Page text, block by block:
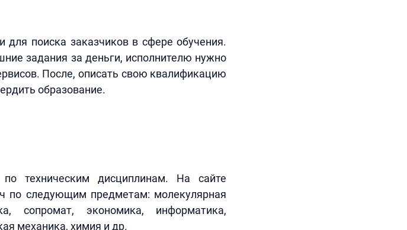
для поиска заказчиков в сфере обучения.
задания за деньги, исполнителю нужно
После, описать свою квалификацию
образование.
техническим дисциплинам. На сайте
по следующим предметам: молекулярная
сопромат, экономика, информатика,
механика, химия и др.